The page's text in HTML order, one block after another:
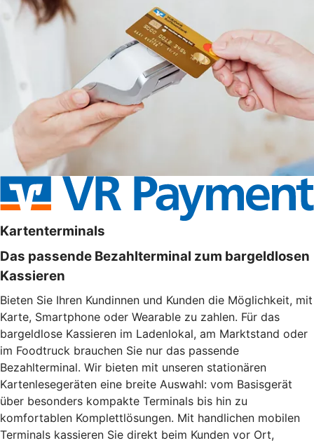
Kartenterminals
Das passende Bezahlterminal zum bargeldlosen
Kassieren
Bieten Sie Ihren Kundinnen und Kunden die Möglichkeit, mit
Karte, Smartphone oder Wearable zu zahlen. Für das
bargeldlose Kassieren im Ladenlokal, am Marktstand oder
im Foodtruck brauchen Sie nur das passende
Bezahlterminal. Wir bieten mit unseren stationären
Kartenlesegeräten eine breite Auswahl: vom Basisgerät
über besonders kompakte Terminals bis hin zu
komfortablen Komplettlösungen. Mit handlichen mobilen
Terminals kassieren Sie direkt beim Kunden vor Ort,